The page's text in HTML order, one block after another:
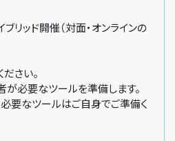
リッド開催（対面・オンラインの
さい。
必要なツールを準備します。
要なツールはご自身でご準備く